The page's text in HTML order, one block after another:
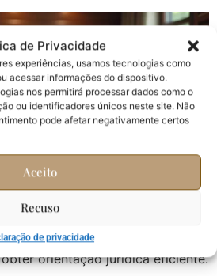
de Privacidade
experiências, usamos tecnologias como
acessar informações do dispositivo.
nos permitirá processar dados como o
ou identificadores únicos neste site. Não
pode afetar negativamente certos
Aceito
Recuso
de privacidade
influenciam os custos e saiba
orientação jurídica eficiente.